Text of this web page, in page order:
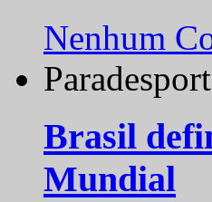
Nenhum
Brasil
Mundial